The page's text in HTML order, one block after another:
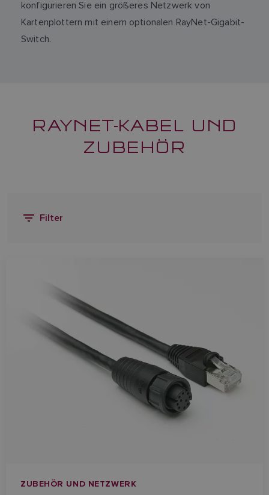
konfigurieren Sie ein größeres Netzwerk von
Kartenplottern mit einem optionalen RayNet-Gigabit-
Switch.
RAYNET-KABEL UND
ZUBEHÖR
Filter
ZUBEHÖR UND NETZWERK